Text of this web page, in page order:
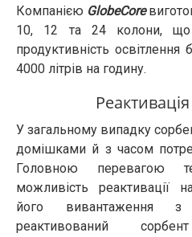
Компанією GlobeCore
10, 12 та 24 колони, що
продуктивність
4000 літрів на годину.
У загальному випадку
домішками й з часом
Головною перевагою
можливість реактивації
його вивантаження
реактивований